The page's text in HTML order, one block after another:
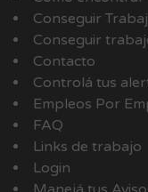
Conseguir
Conseguir
Contacto
Controlá tus
Empleos Por
FAQ
Links de trabajo
Login